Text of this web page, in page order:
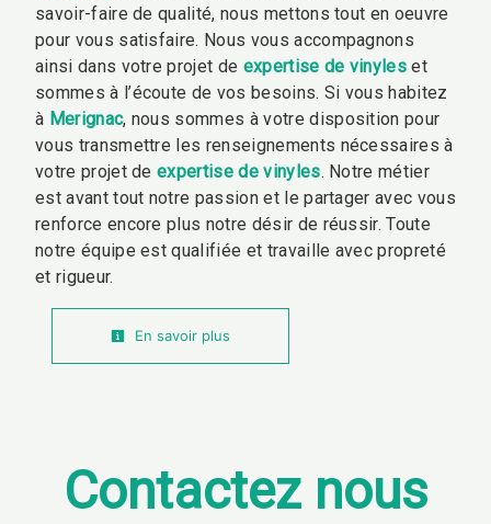
savoir-faire de qualité, nous mettons tout en oeuvre
pour vous satisfaire. Nous vous accompagnons
ainsi dans votre projet de expertise de vinyles et
sommes à l’écoute de vos besoins. Si vous habitez
à Merignac, nous sommes à votre disposition pour
vous transmettre les renseignements nécessaires à
votre projet deexpertise de vinyles. Notre métier
est avant tout notre passion et le partager avec vous
renforce encore plus notre désir de réussir. Toute
notre équipe est qualifiée et travaille avec propreté
et rigueur.
En savoir plus
Contactez nous